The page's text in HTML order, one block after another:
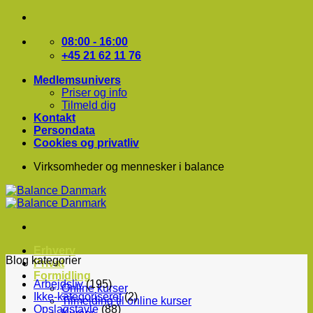
Fortsæt
indhold
08:00 - 16:00
+45 21 62 11 76
Medlemsunivers
Priser og info
Tilmeld dig
Kontakt
Persondata
Cookies og privatliv
Virksomheder og mennesker i balance
Privat
Formidling
Online kurser
Tilmelding til online kurser
Blog kategorier
Arbejdsliv(195)
Ikke-kategoriseret(2)
Opslagstavle(88)